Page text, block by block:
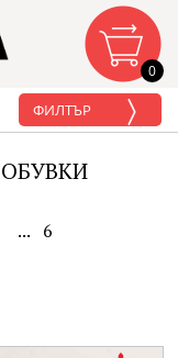
0
ФИЛТЪР
... 6